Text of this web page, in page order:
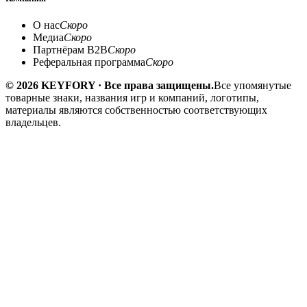
О насСкоро
МедиаСкоро
Партнёрам B2BСкоро
Реферальная программаСкоро
© 2026 KEYFORY · Все права защищены.Все упомянутые
товарные знаки, названия игр и компаний, логотипы,
материалы являются собственностью соответствующих
владельцев.